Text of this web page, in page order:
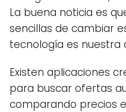
La buena noticia es
sencillas de cambiar
tecnología es nuestra
Existen aplicaciones
para buscar ofertas
comparando precios